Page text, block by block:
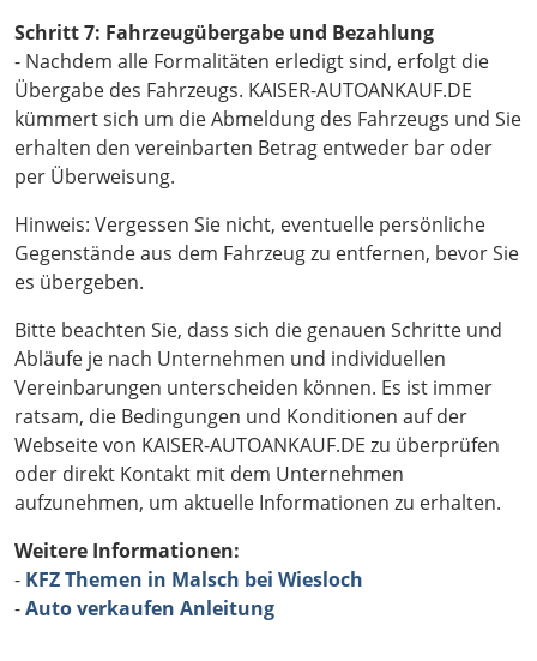
Schritt 7: Fahrzeugübergabe und Bezahlung
- Nachdem alle Formalitäten erledigt sind, erfolgt die
Übergabe des Fahrzeugs. KAISER-AUTOANKAUF.DE
kümmert sich um die Abmeldung des Fahrzeugs und Sie
erhalten den vereinbarten Betrag entweder bar oder
per Überweisung.
Hinweis: Vergessen Sie nicht, eventuelle persönliche
Gegenstände aus dem Fahrzeug zu entfernen, bevor Sie
es übergeben.
Bitte beachten Sie, dass sich die genauen Schritte und
Abläufe je nach Unternehmen und individuellen
Vereinbarungen unterscheiden können. Es ist immer
ratsam, die Bedingungen und Konditionen auf der
Webseite von KAISER-AUTOANKAUF.DE zu überprüfen
oder direkt Kontakt mit dem Unternehmen
aufzunehmen, um aktuelle Informationen zu erhalten.
Weitere Informationen:
- KFZ Themen in Malsch bei Wiesloch
-Auto verkaufen Anleitung